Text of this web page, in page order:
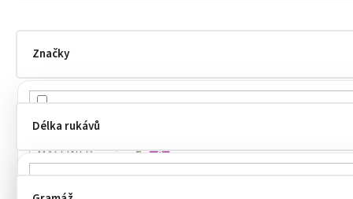
Značky
MALFINI 13
MALFINI Premium® 0
MALFINI®
Délka rukávů